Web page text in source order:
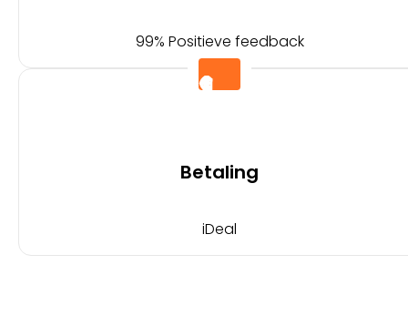
99% Positieve feedback
Betaling
iDeal